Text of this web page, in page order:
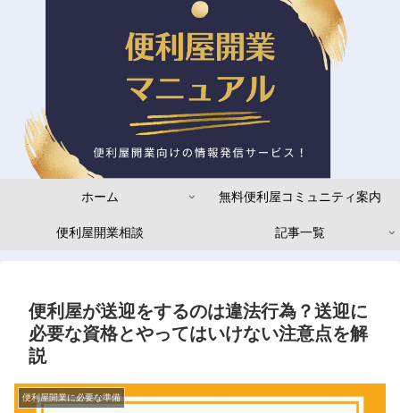
ホーム 無料便利屋コミュニティ案内
便利屋開業相談 記事一覧
便利屋が送迎をするのは違法行為？送迎に
必要な資格とやってはいけない注意点を解
説
便利屋開業に必要な準備